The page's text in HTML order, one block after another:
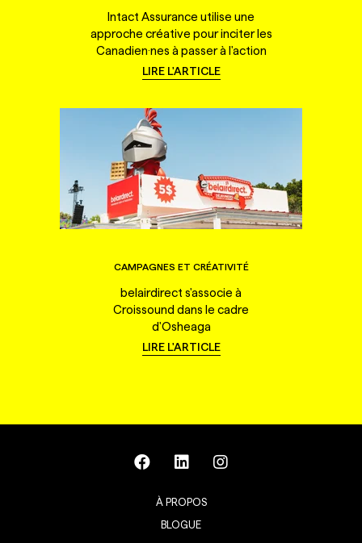
Intact Assurance utilise une
approche créative pour inciter les
Canadien·nes à passer à l'action
LIRE L'ARTICLE
CAMPAGNES ET CRÉATIVITÉ
belairdirect s'associe à
Croissound dans le cadre
d'Osheaga
LIRE L'ARTICLE
À PROPOS
BLOGUE